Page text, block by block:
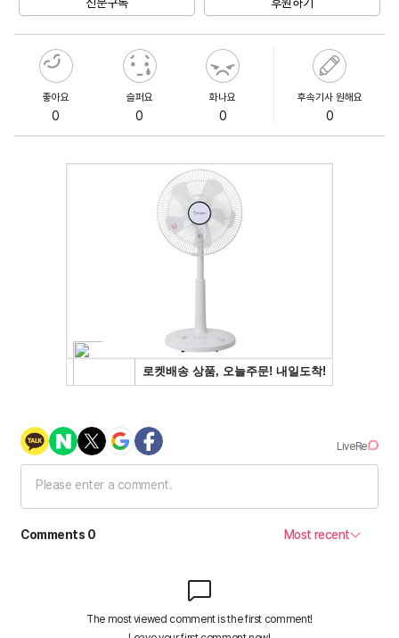
좋아요
0
슬퍼요
0
화나요
0
후속기사 원해요
0